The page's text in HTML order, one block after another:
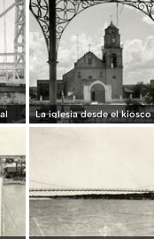
La iglesia desde el kiosco